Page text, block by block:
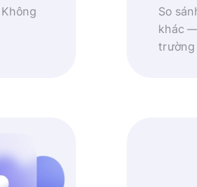
So
khác
trường